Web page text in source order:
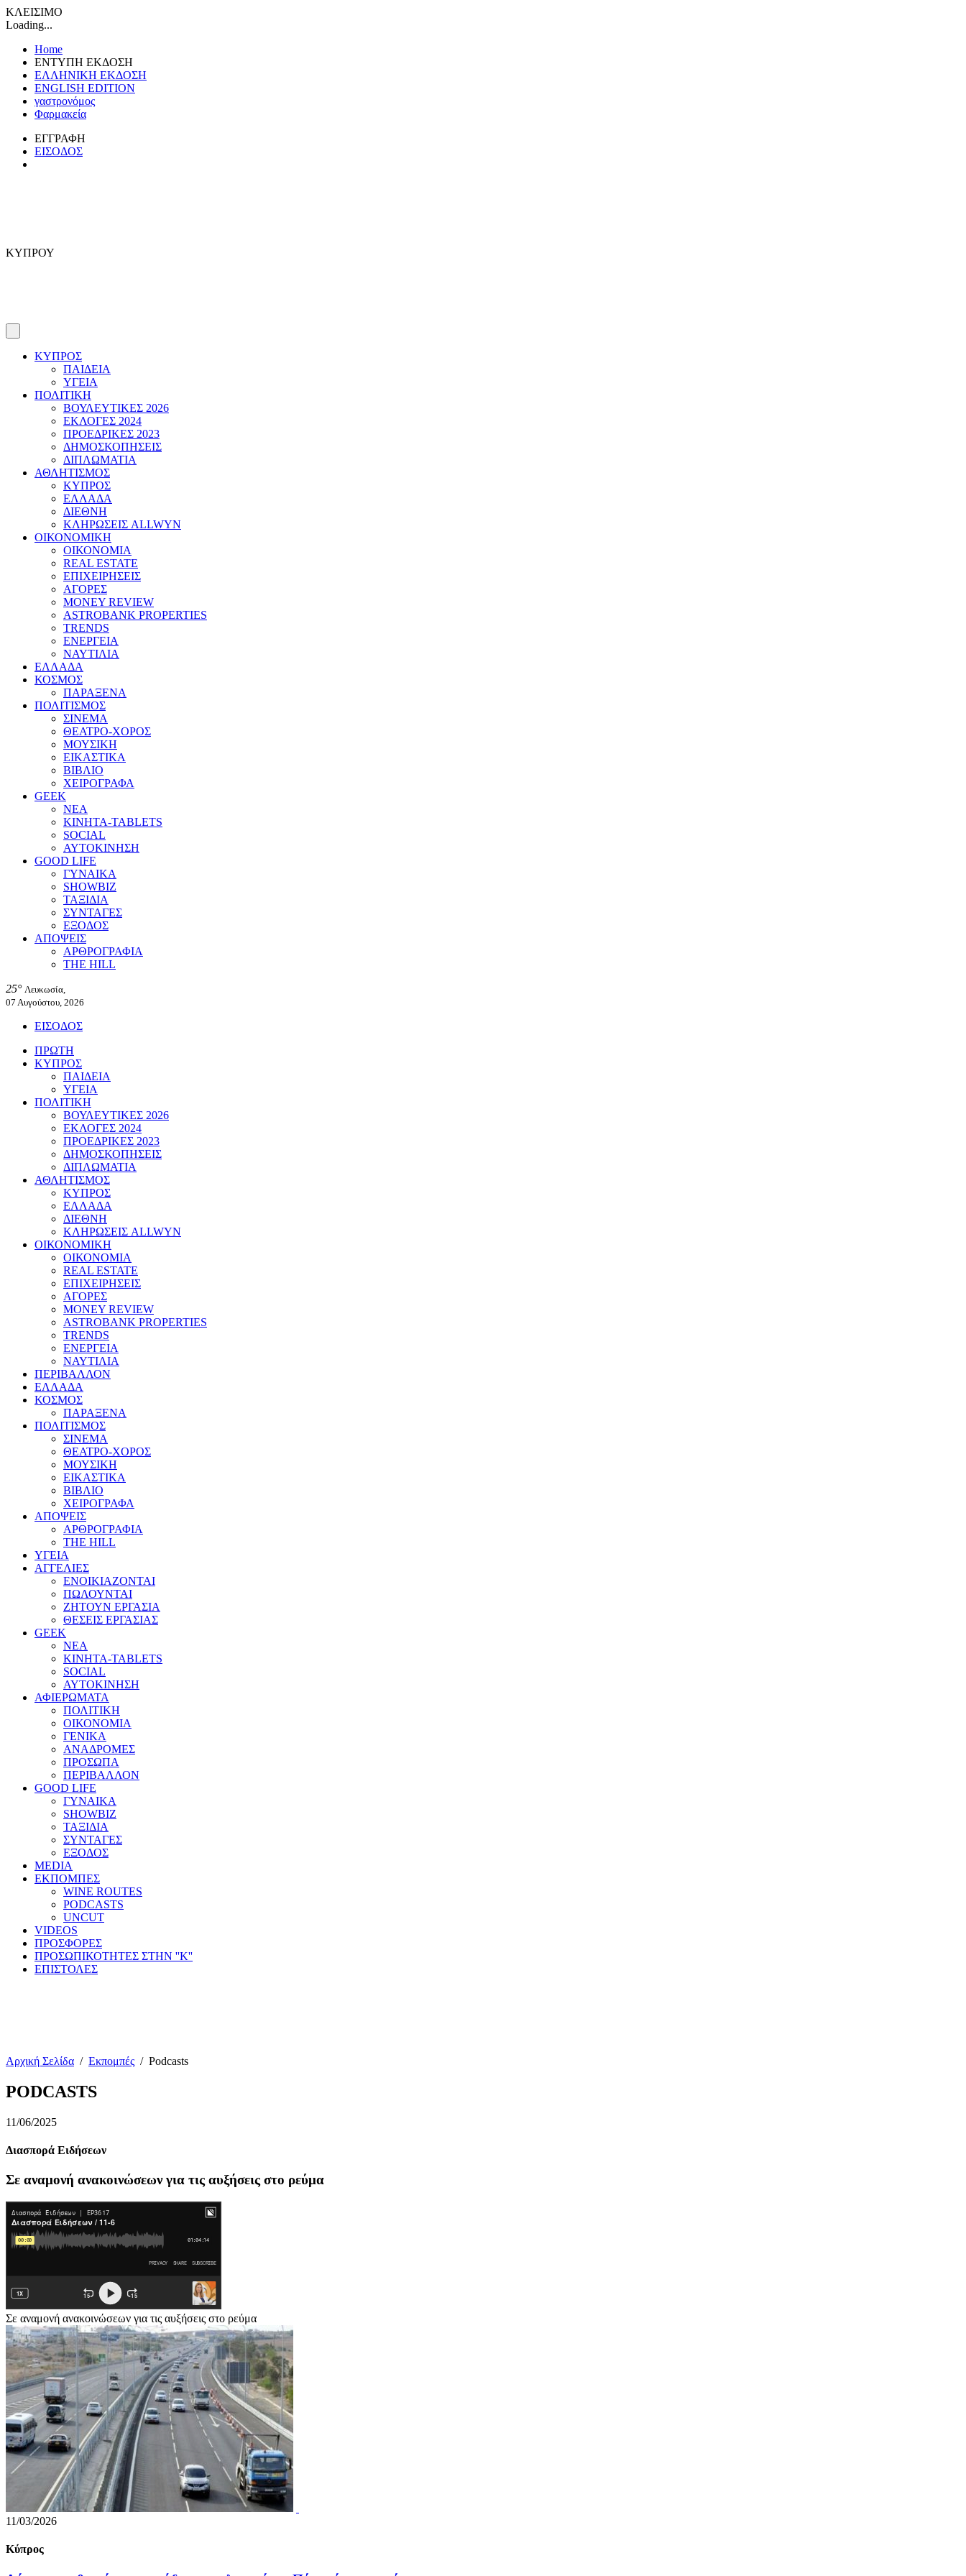
ΚΛΕΙΣΙΜΟ
Loading...
Home
ΕΝΤΥΠΗ ΕΚΔΟΣΗ
ΕΛΛΗΝΙΚΗ ΕΚΔΟΣΗ
ENGLISH EDITION
γαστρονόμος
Φαρμακεία
ΕΓΓΡΑΦΗ
ΕΙΣΟΔΟΣ
ΚΥΠΡΟΥ
ΚΥΠΡΟΣ
ΠΑΙΔΕΙΑ
ΥΓΕΙΑ
ΠΟΛΙΤΙΚΗ
ΒΟΥΛΕΥΤΙΚΕΣ 2026
ΕΚΛΟΓΕΣ 2024
ΠΡΟΕΔΡΙΚΕΣ 2023
ΔΗΜΟΣΚΟΠΗΣΕΙΣ
ΔΙΠΛΩΜΑΤΙΑ
ΑΘΛΗΤΙΣΜΟΣ
ΚΥΠΡΟΣ
ΕΛΛΑΔΑ
ΔΙΕΘΝΗ
ΚΛΗΡΩΣΕΙΣ ALLWYN
ΟΙΚΟΝΟΜΙΚΗ
ΟΙΚΟΝΟΜΙΑ
REAL ESTATE
ΕΠΙΧΕΙΡΗΣΕΙΣ
ΑΓΟΡΕΣ
MONEY REVIEW
ASTROBANK PROPERTIES
TRENDS
ΕΝΕΡΓΕΙΑ
ΝΑΥΤΙΛΙΑ
ΕΛΛΑΔΑ
ΚΟΣΜΟΣ
ΠΑΡΑΞΕΝΑ
ΠΟΛΙΤΙΣΜΟΣ
ΣΙΝΕΜΑ
ΘΕΑΤΡΟ-ΧΟΡΟΣ
ΜΟΥΣΙΚΗ
ΕΙΚΑΣΤΙΚΑ
ΒΙΒΛΙΟ
ΧΕΙΡΟΓΡΑΦΑ
GEEK
ΝΕΑ
ΚΙΝΗΤΑ-TABLETS
SOCIAL
ΑΥΤΟΚΙΝΗΣΗ
GOOD LIFE
ΓΥΝΑΙΚΑ
SHOWBIZ
ΤΑΞΙΔΙΑ
ΣΥΝΤΑΓΕΣ
ΕΞΟΔΟΣ
ΑΠΟΨΕΙΣ
ΑΡΘΡΟΓΡΑΦΙΑ
THE HILL
25° Λευκωσία,
07 Αυγούστου, 2026
ΕΙΣΟΔΟΣ
ΠΡΩΤΗ
ΚΥΠΡΟΣ
ΠΑΙΔΕΙΑ
ΥΓΕΙΑ
ΠΟΛΙΤΙΚΗ
ΒΟΥΛΕΥΤΙΚΕΣ 2026
ΕΚΛΟΓΕΣ 2024
ΠΡΟΕΔΡΙΚΕΣ 2023
ΔΗΜΟΣΚΟΠΗΣΕΙΣ
ΔΙΠΛΩΜΑΤΙΑ
ΑΘΛΗΤΙΣΜΟΣ
ΚΥΠΡΟΣ
ΕΛΛΑΔΑ
ΔΙΕΘΝΗ
ΚΛΗΡΩΣΕΙΣ ALLWYN
ΟΙΚΟΝΟΜΙΚΗ
ΟΙΚΟΝΟΜΙΑ
REAL ESTATE
ΕΠΙΧΕΙΡΗΣΕΙΣ
ΑΓΟΡΕΣ
MONEY REVIEW
ASTROBANK PROPERTIES
TRENDS
ΕΝΕΡΓΕΙΑ
ΝΑΥΤΙΛΙΑ
ΠΕΡΙΒΑΛΛΟΝ
ΕΛΛΑΔΑ
ΚΟΣΜΟΣ
ΠΑΡΑΞΕΝΑ
ΠΟΛΙΤΙΣΜΟΣ
ΣΙΝΕΜΑ
ΘΕΑΤΡΟ-ΧΟΡΟΣ
ΜΟΥΣΙΚΗ
ΕΙΚΑΣΤΙΚΑ
ΒΙΒΛΙΟ
ΧΕΙΡΟΓΡΑΦΑ
ΑΠΟΨΕΙΣ
ΑΡΘΡΟΓΡΑΦΙΑ
THE HILL
ΥΓΕΙΑ
ΑΓΓΕΛΙΕΣ
ΕΝΟΙΚΙΑΖΟΝΤΑΙ
ΠΩΛΟΥΝΤΑΙ
ΖΗΤΟΥΝ ΕΡΓΑΣΙΑ
ΘΕΣΕΙΣ ΕΡΓΑΣΙΑΣ
GEEK
ΝΕΑ
ΚΙΝΗΤΑ-TABLETS
SOCIAL
ΑΥΤΟΚΙΝΗΣΗ
ΑΦΙΕΡΩΜΑΤΑ
ΠΟΛΙΤΙΚΗ
ΟΙΚΟΝΟΜΙΑ
ΓΕΝΙΚΑ
ΑΝΑΔΡΟΜΕΣ
ΠΡΟΣΩΠΑ
ΠΕΡΙΒΑΛΛΟΝ
GOOD LIFE
ΓΥΝΑΙΚΑ
SHOWBIZ
ΤΑΞΙΔΙΑ
ΣΥΝΤΑΓΕΣ
ΕΞΟΔΟΣ
MEDIA
ΕΚΠΟΜΠΕΣ
WINE ROUTES
PODCASTS
UNCUT
VIDEOS
ΠΡΟΣΦΟΡΕΣ
ΠΡΟΣΩΠΙΚΟΤΗΤΕΣ ΣΤΗΝ ''Κ''
ΕΠΙΣΤΟΛΕΣ
Αρχική Σελίδα / Εκπομπές / Podcasts
PODCASTS
11/06/2025
Διασπορά Ειδήσεων
Σε αναμονή ανακοινώσεων για τις αυξήσεις στο ρεύμα
Σε αναμονή ανακοινώσεων για τις αυξήσεις στο ρεύμα
11/03/2026
Κύπρος